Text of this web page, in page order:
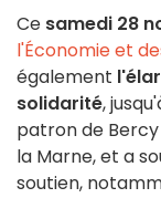
Ce samedi 28
l'Économie et
également
solidarité,
patron de
la Marne, et a
soutien,